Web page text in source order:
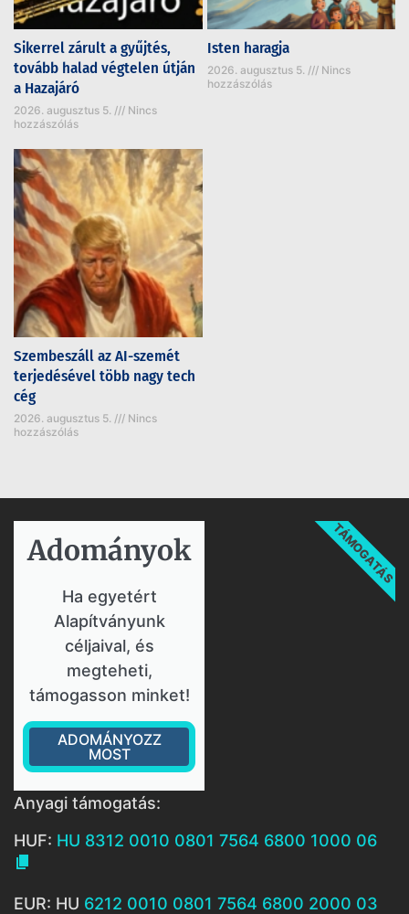
Sikerrel zárult a gyűjtés,
tovább halad végtelen útján
a Hazajáró
2026. augusztus 5.
Nincs
hozzászólás
Isten haragja
2026. augusztus 5.
Nincs
hozzászólás
Szembeszáll az AI-szemét
terjedésével több nagy tech
cég
2026. augusztus 5.
Nincs
hozzászólás
Adományok​
Ha egyetért
Alapítványunk
céljaival, és
megteheti,
támogasson minket!
ADOMÁNYOZZ
MOST
TÁMOGATÁS
Anyagi támogatás:
HUF: HU 8312 0010 0801 7564 6800 1000 06

EUR: HU 6212 0010 0801 7564 6800 2000 03